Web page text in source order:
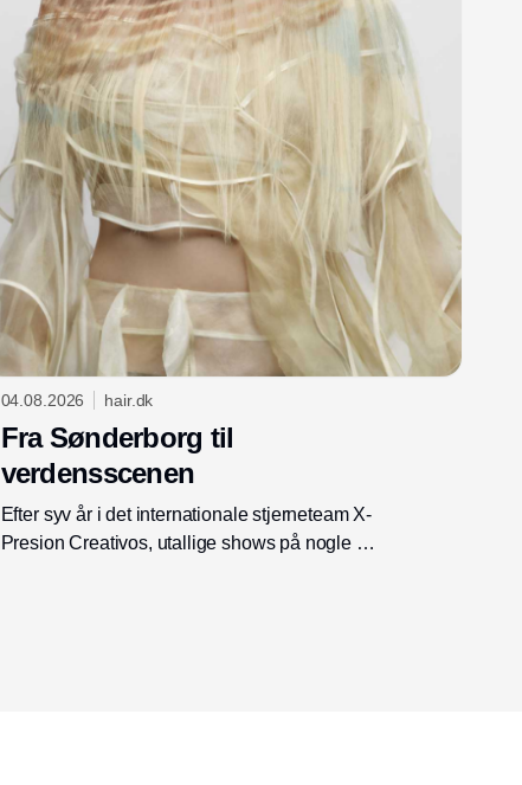
04.08.2026 hair.dk
Fra Sønderborg til
verdensscenen
Efter syv år i det internationale stjerneteam X-
Presion Creativos, utallige shows på nogle af